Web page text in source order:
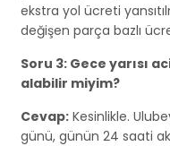
ekstra yol ücreti
değişen parça bazlı
Soru 3: Gece yarısı
alabilir miyim?
Cevap: Kesinlikle.
günü, günün 24 saati